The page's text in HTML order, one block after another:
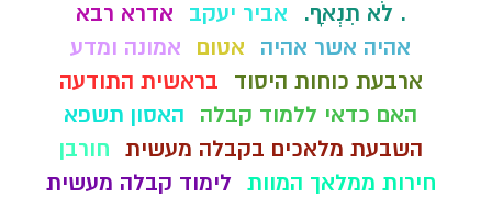
. לֹא תִנְאָף. אביר יעקב
אדרא רבא
אהיה אשר אהיה
אטום
אמונה ומדע
ארבעת כוחות היסוד
בראשית התודעה
האם כדאי ללמוד קבלה
האסון תשפא
השבעת מלאכים בקבלה מעשית חורבן
חירות ממלאך המוות לימוד קבלה מעשית